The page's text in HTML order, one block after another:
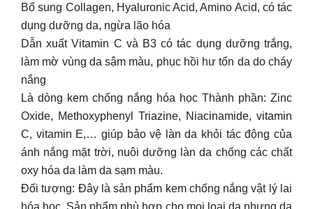
Bổ sung Collagen, Hyaluronic Acid, Amino Acid, có tác
dụng dưỡng da, ngừa lão hóa
Dẫn xuất Vitamin C và B3 có tác dụng dưỡng trắng,
làm mờ vùng da sậm màu, phục hồi hư tổn da do cháy
nắng
Là dòng kem chống nắng hóa học Thành phần: Zinc
Oxide, Methoxyphenyl Triazine, Niacinamide, vitamin
C, vitamin E,… giúp bảo vệ làn da khỏi tác động của
ánh nắng mặt trời, nuôi dưỡng làn da chống các chất
oxy hóa da làm da sạm màu.
Đối tượng: Đây là sản phẩm kem chống nắng vật lý lai
hóa học. Sản phẩm phù hợp cho mọi loại da nhưng da